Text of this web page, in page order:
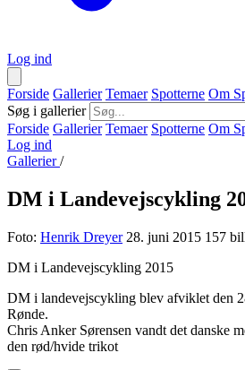
Log ind
Forside Gallerier Temaer Spotterne Om
Søg i gallerier
Forside Gallerier Temaer Spotterne Om
Log ind
Gallerier/
DM i Landevejscykling
Foto: Henrik Dreyer 28. juni 2015 157
DM i Landevejscykling 2015
DM i landevejscykling blev afviklet den
Rønde.
Chris Anker Sørensen vandt det danske
den rød/hvide trikot